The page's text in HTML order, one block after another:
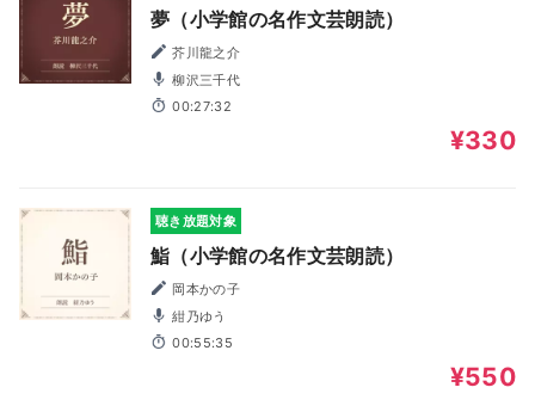
夢（小学館の名作文芸朗読）
芥川龍之介
柳沢三千代
00:27:32
¥330
聴き放題対象
鮨（小学館の名作文芸朗読）
岡本かの子
紺乃ゆう
00:55:35
¥550